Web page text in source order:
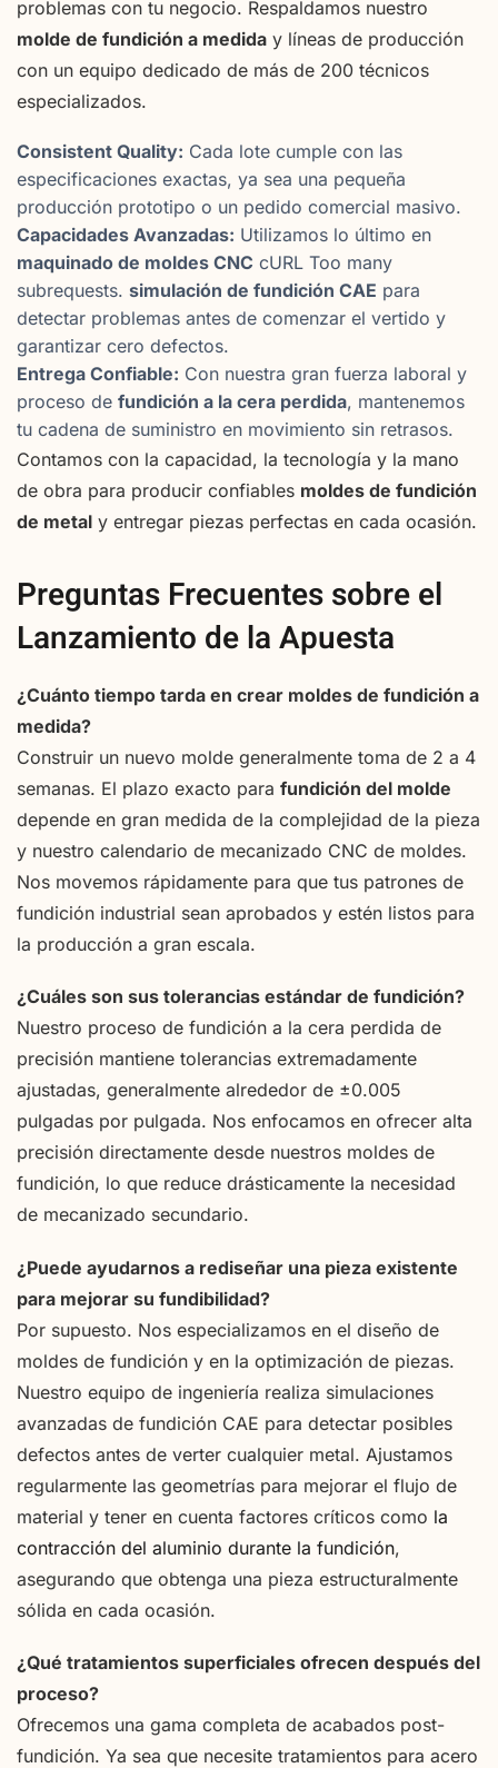
problemas con tu negocio. Respaldamos nuestro
molde de fundición a medida y líneas de producción
con un equipo dedicado de más de 200 técnicos
especializados.
Consistent Quality: Cada lote cumple con las
especificaciones exactas, ya sea una pequeña
producción prototipo o un pedido comercial masivo.
Capacidades Avanzadas: Utilizamos lo último en
maquinado de moldes CNC cURL Too many
subrequests. simulación de fundición CAE para
detectar problemas antes de comenzar el vertido y
garantizar cero defectos.
Entrega Confiable: Con nuestra gran fuerza laboral y
proceso de fundición a la cera perdida, mantenemos
tu cadena de suministro en movimiento sin retrasos.
Contamos con la capacidad, la tecnología y la mano
de obra para producir confiables moldes de fundición
de metal y entregar piezas perfectas en cada ocasión.
Preguntas Frecuentes sobre el
Lanzamiento de la Apuesta
¿Cuánto tiempo tarda en crear moldes de fundición a
medida?
Construir un nuevo molde generalmente toma de 2 a 4
semanas. El plazo exacto para fundición del molde
depende en gran medida de la complejidad de la pieza
y nuestro calendario de mecanizado CNC de moldes.
Nos movemos rápidamente para que tus patrones de
fundición industrial sean aprobados y estén listos para
la producción a gran escala.
¿Cuáles son sus tolerancias estándar de fundición?
Nuestro proceso de fundición a la cera perdida de
precisión mantiene tolerancias extremadamente
ajustadas, generalmente alrededor de ±0.005
pulgadas por pulgada. Nos enfocamos en ofrecer alta
precisión directamente desde nuestros moldes de
fundición, lo que reduce drásticamente la necesidad
de mecanizado secundario.
¿Puede ayudarnos a rediseñar una pieza existente
para mejorar su fundibilidad?
Por supuesto. Nos especializamos en el diseño de
moldes de fundición y en la optimización de piezas.
Nuestro equipo de ingeniería realiza simulaciones
avanzadas de fundición CAE para detectar posibles
defectos antes de verter cualquier metal. Ajustamos
regularmente las geometrías para mejorar el flujo de
material y tener en cuenta factores críticos como la
contracción del aluminio durante la fundición,
asegurando que obtenga una pieza estructuralmente
sólida en cada ocasión.
¿Qué tratamientos superficiales ofrecen después del
proceso?
Ofrecemos una gama completa de acabados post-
fundición. Ya sea que necesite tratamientos para acero